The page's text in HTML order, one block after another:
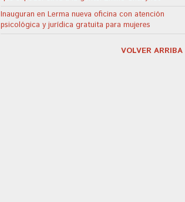
Inauguran en Lerma nueva oficina con atención
psicológica y jurídica gratuita para mujeres
VOLVER ARRIBA